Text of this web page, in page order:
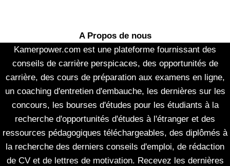
A Propos de nous
Kamerpower.com est une plateforme fournissant des
conseils de carrière perspicaces, des opportunités de
carrière, des cours de préparation aux examens en ligne,
un coaching d'entretien d'embauche, les dernières sur les
concours, les bourses d'études pour les étudiants à la
recherche d'opportunités d'études à l'étranger et des
ressources pédagogiques téléchargeables, des diplômés à
la recherche des derniers conseils d'emploi, de rédaction
de CV et de lettres de motivation. Recevez les dernières